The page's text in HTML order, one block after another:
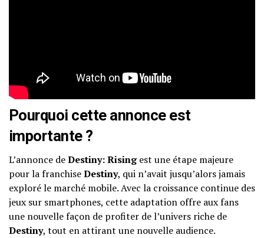
Pourquoi cette annonce est
importante ?
L’annonce deDestiny: Risingest une étape majeure
pour la franchiseDestiny, qui n’avait jusqu’alors jamais
exploré le marché mobile. Avec la croissance continue des
jeux sur smartphones, cette adaptation offre aux fans
une nouvelle façon de profiter de l’univers riche de
Destiny, tout en attirant une nouvelle audience.